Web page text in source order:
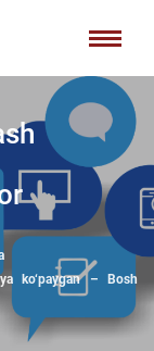
ko‘paygan – Bosh